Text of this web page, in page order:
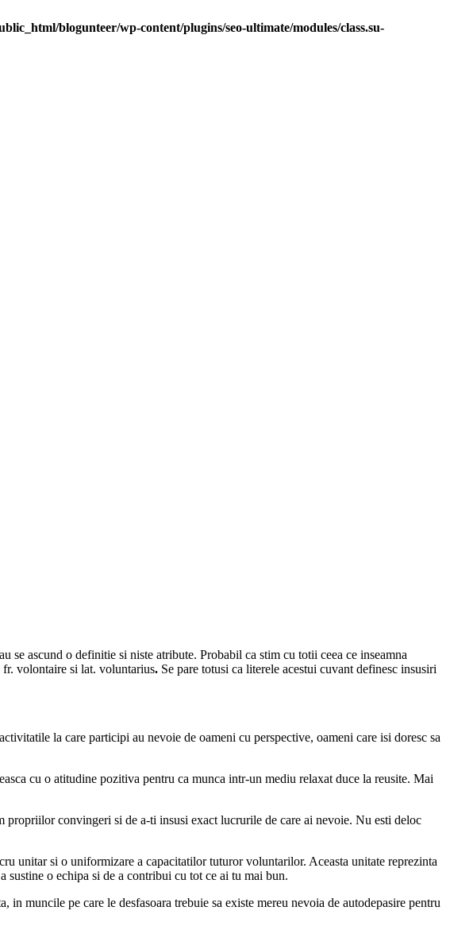
blogunteer/wp-content/plugins/seo-ultimate/modules/class.su-
se ascund o definitie si niste atribute. Probabil ca stim cu totii ceea ce inseamna
fr. volontaire si lat. voluntarius. Se pare totusi ca literele acestui cuvant definesc insusiri
la care participi au nevoie de oameni cu perspective, oameni care isi doresc sa
cu o atitudine pozitiva pentru ca munca intr-un mediu relaxat duce la reusite. Mai
propriilor convingeri si de a-ti insusi exact lucrurile de care ai nevoie. Nu esti deloc
unitar si o uniformizare a capacitatilor tuturor voluntarilor. Aceasta unitate reprezinta
o echipa si de a contribui cu tot ce ai tu mai bun.
muncile pe care le desfasoara trebuie sa existe mereu nevoia de autodepasire pentru